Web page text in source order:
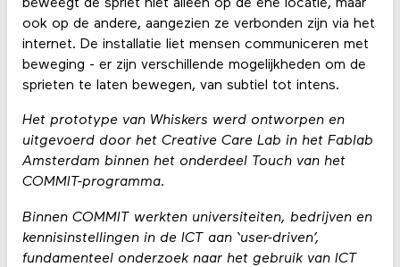
beweegt de spriet niet alleen op de ene locatie, maar
ook op de andere, aangezien ze verbonden zijn via het
internet. De installatie liet mensen communiceren met
beweging - er zijn verschillende mogelijkheden om de
sprieten te laten bewegen, van subtiel tot intens.
Het prototype van Whiskers werd ontworpen en
uitgevoerd door het Creative Care Lab in het Fablab
Amsterdam binnen het onderdeel Touch van het
COMMIT-programma.
Binnen COMMIT werkten universiteiten, bedrijven en
kennisinstellingen in de ICT aan ‘user-driven’,
fundamenteel onderzoek naar het gebruik van ICT